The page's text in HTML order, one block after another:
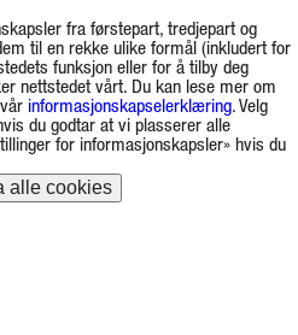
fra førstepart, tredjepart og
til en rekke ulike formål (inkludert for
funksjon eller for å tilby deg
nettstedet vårt. Du kan lese mer om
informasjonskapselerklæring. Velg
du godtar at vi plasserer alle
for informasjonskapsler» hvis du
alle cookies